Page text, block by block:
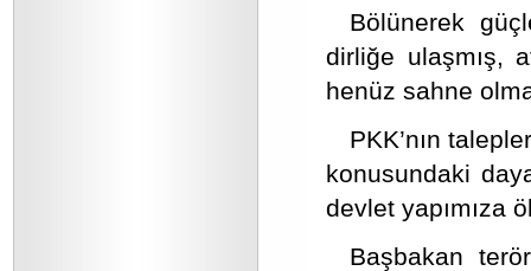
Bölünerek
dirliğe ulaşmış,
henüz sahne
PKK’nın
konusundaki
devlet yapımıza
Başbakan